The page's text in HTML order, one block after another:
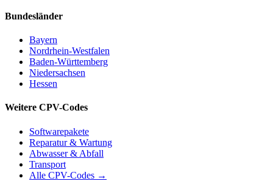
Bundesländer
Bayern
Nordrhein-Westfalen
Baden-Württemberg
Niedersachsen
Hessen
Weitere CPV-Codes
Softwarepakete
Reparatur & Wartung
Abwasser & Abfall
Transport
Alle CPV-Codes →